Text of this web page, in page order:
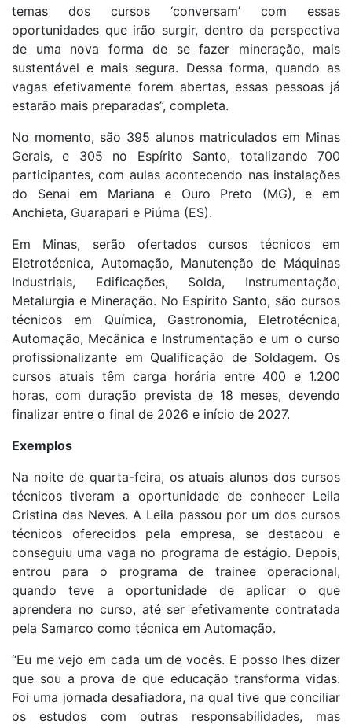
temas dos cursos ‘conversam’ com essas
oportunidades que irão surgir, dentro da perspectiva
de uma nova forma de se fazer mineração, mais
sustentável e mais segura. Dessa forma, quando as
vagas efetivamente forem abertas, essas pessoas já
estarão mais preparadas”, completa.
No momento, são 395 alunos matriculados em Minas
Gerais, e 305 no Espírito Santo, totalizando 700
participantes, com aulas acontecendo nas instalações
do Senai em Mariana e Ouro Preto (MG), e em
Anchieta, Guarapari e Piúma (ES).
Em Minas, serão ofertados cursos técnicos em
Eletrotécnica, Automação, Manutenção de Máquinas
Industriais, Edificações, Solda, Instrumentação,
Metalurgia e Mineração. No Espírito Santo, são cursos
técnicos em Química, Gastronomia, Eletrotécnica,
Automação, Mecânica e Instrumentação e um o curso
profissionalizante em Qualificação de Soldagem. Os
cursos atuais têm carga horária entre 400 e 1.200
horas, com duração prevista de 18 meses, devendo
finalizar entre o final de 2026 e início de 2027.
Exemplos
Na noite de quarta-feira, os atuais alunos dos cursos
técnicos tiveram a oportunidade de conhecer Leila
Cristina das Neves. A Leila passou por um dos cursos
técnicos oferecidos pela empresa, se destacou e
conseguiu uma vaga no programa de estágio. Depois,
entrou para o programa de trainee operacional,
quando teve a oportunidade de aplicar o que
aprendera no curso, até ser efetivamente contratada
pela Samarco como técnica em Automação.
“Eu me vejo em cada um de vocês. E posso lhes dizer
que sou a prova de que educação transforma vidas.
Foi uma jornada desafiadora, na qual tive que conciliar
os estudos com outras responsabilidades, mas